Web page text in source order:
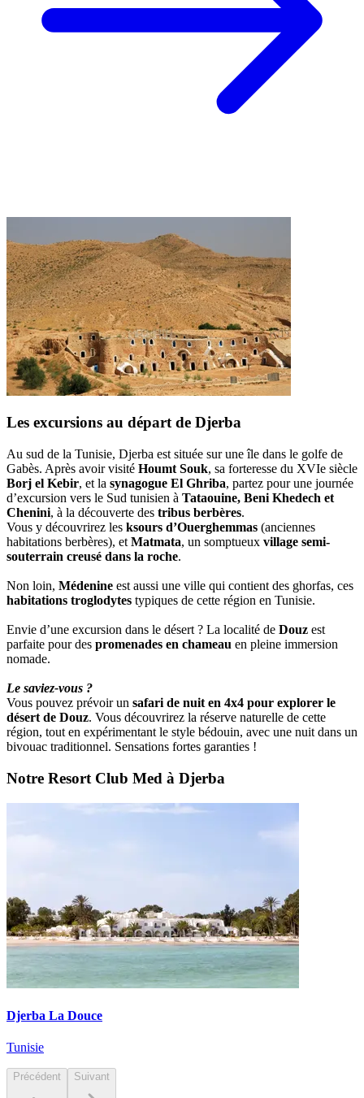
Les excursions au départ de Djerba
Au sud de la Tunisie, Djerba est située sur une île dans le golfe de
Gabès. Après avoir visité Houmt Souk, sa forteresse du XVIe siècle
Borj el Kebir, et la synagogue El Ghriba, partez pour une journée
d’excursion vers le Sud tunisien à Tataouine, Beni Khedech et
Chenini, à la découverte des tribus berbères.
Vous y découvrirez les ksours d’Ouerghemmas (anciennes
habitations berbères), et Matmata, un somptueux village semi-
souterrain creusé dans la roche.
Non loin, Médenine est aussi une ville qui contient des ghorfas, ces
habitations troglodytes typiques de cette région en Tunisie.
Envie d’une excursion dans le désert ? La localité de Douz est
parfaite pour des promenades en chameau en pleine immersion
nomade.
Le saviez-vous ?
Vous pouvez prévoir un safari de nuit en 4x4 pour explorer le
désert de Douz. Vous découvrirez la réserve naturelle de cette
région, tout en expérimentant le style bédouin, avec une nuit dans un
bivouac traditionnel. Sensations fortes garanties !
Notre Resort Club Med à Djerba
Djerba La Douce
Tunisie
Précédent Suivant